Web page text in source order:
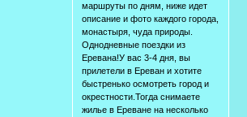
маршруты по дням, ниже идет
описание и фото каждого города,
монастыря, чуда природы.
Однодневные поездки из
Еревана!У вас 3-4 дня, вы
прилетели в Ереван и хотите
быстренько осмотреть город и
окрестности.Тогда снимаете
жилье в Ереване на несколько